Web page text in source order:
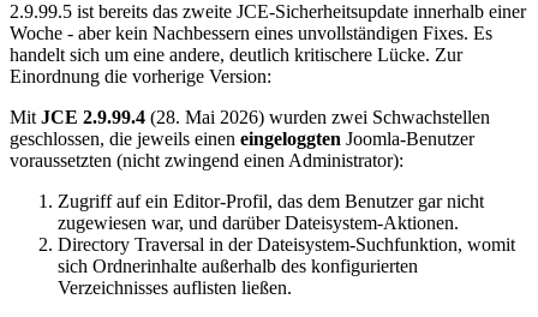
2.9.99.5 ist bereits das zweite JCE-Sicherheitsupdate innerhalb einer
Woche - aber kein Nachbessern eines unvollständigen Fixes. Es
handelt sich um eine andere, deutlich kritischere Lücke. Zur
Einordnung die vorherige Version:
Mit JCE 2.9.99.4 (28. Mai 2026) wurden zwei Schwachstellen
geschlossen, die jeweils einen eingeloggten Joomla-Benutzer
voraussetzten (nicht zwingend einen Administrator):
Zugriff auf ein Editor-Profil, das dem Benutzer gar nicht
zugewiesen war, und darüber Dateisystem-Aktionen.
Directory Traversal in der Dateisystem-Suchfunktion, womit
sich Ordnerinhalte außerhalb des konfigurierten
Verzeichnisses auflisten ließen.